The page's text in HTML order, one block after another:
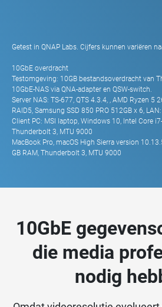
Getest in QNAP Labs. Cijfers kunnen variëren
10GbE overdracht
Testomgeving: 10GB bestandsoverdracht van
10GbE-NAS via QNA-adapter en QSW-switch.
Server NAS: TS-677, QTS 4.3.4, , AMD Ryzen 5
RAID5, Samsung SSD 850 PRO 512GB x 6,
Client PC: MSI laptop, Windows 10, Intel Core
Thunderbolt 3, MTU 9000
MacBook Pro, macOS High Sierra version
GB RAM, Thunderbolt 3, MTU 9000
10GbE
die media
nodig